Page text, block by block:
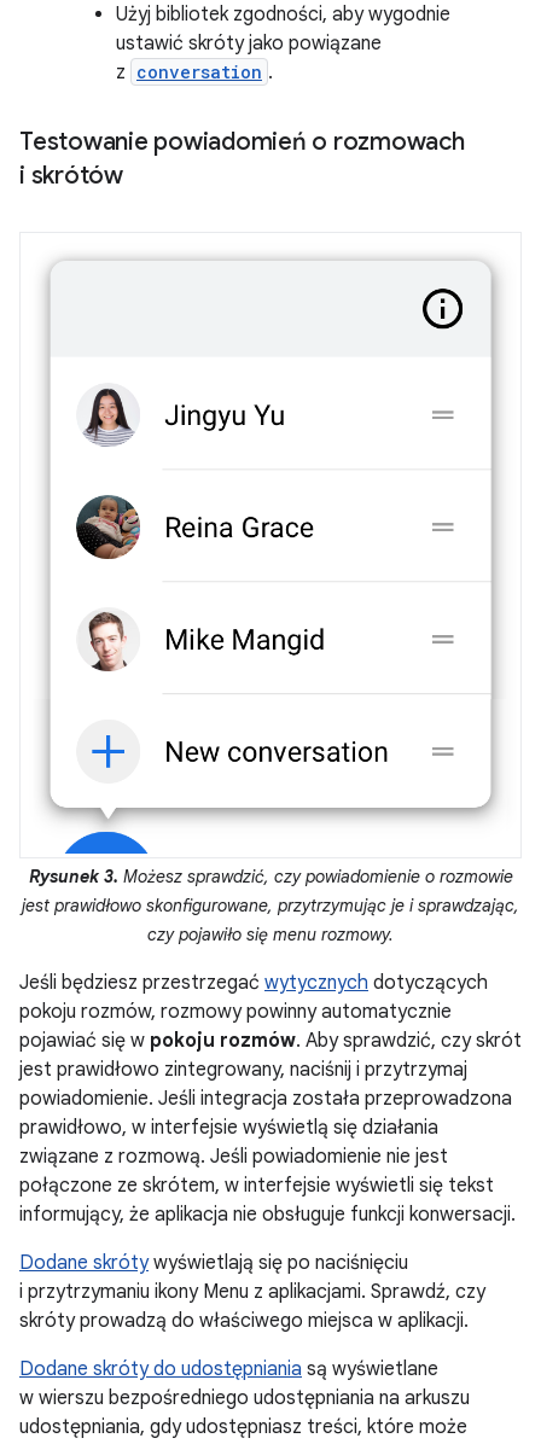
Użyj bibliotek zgodności, aby wygodnie
ustawić skróty jako powiązane
z conversation .
Testowanie powiadomień o rozmowach
i skrótów
Rysunek 3. Możesz sprawdzić, czy powiadomienie o rozmowie
jest prawidłowo skonfigurowane, przytrzymując je i sprawdzając,
czy pojawiło się menu rozmowy.
Jeśli będziesz przestrzegać wytycznych dotyczących
pokoju rozmów, rozmowy powinny automatycznie
pojawiać się w pokoju rozmów. Aby sprawdzić, czy skrót
jest prawidłowo zintegrowany, naciśnij i przytrzymaj
powiadomienie. Jeśli integracja została przeprowadzona
prawidłowo, w interfejsie wyświetlą się działania
związane z rozmową. Jeśli powiadomienie nie jest
połączone ze skrótem, w interfejsie wyświetli się tekst
informujący, że aplikacja nie obsługuje funkcji konwersacji.
Dodane skrótywyświetlają się po naciśnięciu
i przytrzymaniu ikony Menu z aplikacjami. Sprawdź, czy
skróty prowadzą do właściwego miejsca w aplikacji.
Dodane skróty do udostępniania są wyświetlane
w wierszu bezpośredniego udostępniania na arkuszu
udostępniania, gdy udostępniasz treści, które może